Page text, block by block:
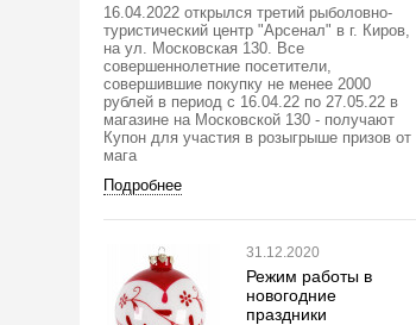
16.04.2022 открылся третий рыболовно-
туристический центр "Арсенал" в г. Киров,
на ул. Московская 130. Все
совершеннолетние посетители,
совершившие покупку не менее 2000
рублей в период с 16.04.22 по 27.05.22 в
магазине на Московской 130 - получают
Купон для участия в розыгрыше призов от
мага
Подробнее
31.12.2020
Режим работы в
новогодние
праздники